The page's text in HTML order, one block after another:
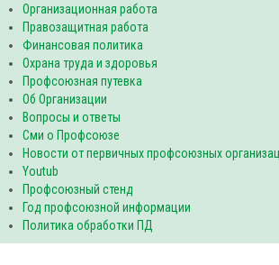
Организационная работа
Правозащитная работа
Финансовая политика
Охрана труда и здоровья
Профсоюзная путевка
Об Организации
Вопросы и ответы
Сми о Профсоюзе
Новости от первичных профсоюзных
Youtub
Профсоюзный стенд
Год профсоюзной информации
Политика обработки ПД